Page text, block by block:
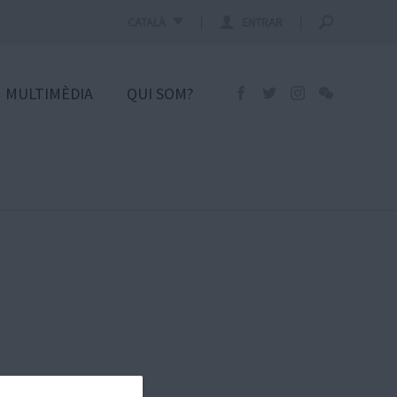
MULTIMÈDIA QUI SOM?